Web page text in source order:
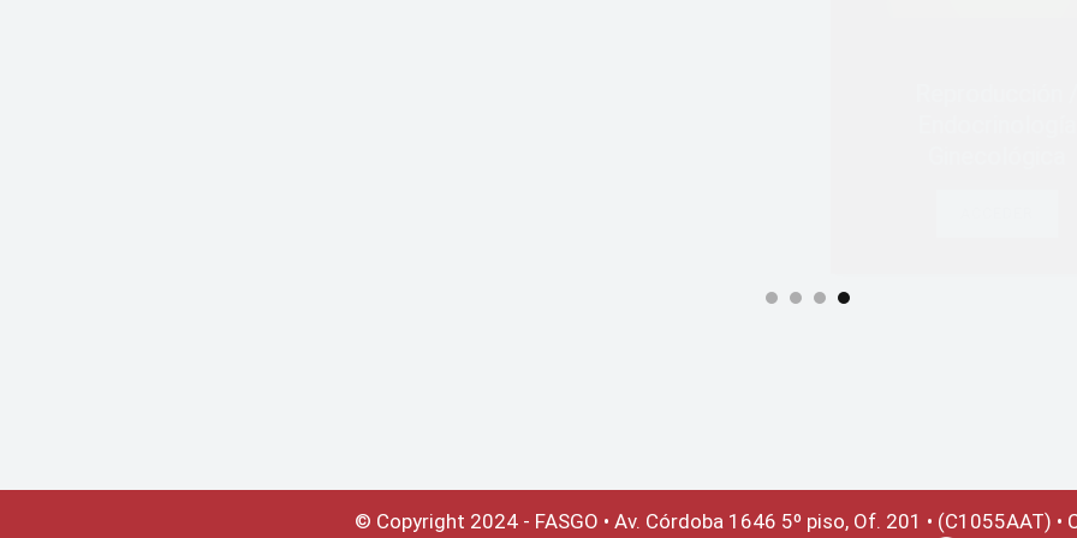
© Copyright 2024 - FASGO • Av. Córdoba 1646 5º piso, Of. 201 • (C1055AAT) •